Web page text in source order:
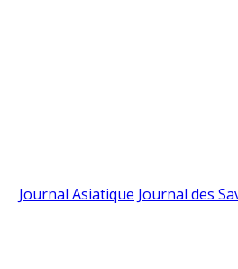
Journal Asiatique Journal des